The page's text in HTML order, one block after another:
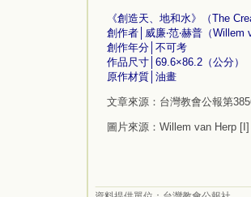
《創造天、地和水》（The
創作者│威廉‧范‧赫普（
創作年分│不可考
作品尺寸│69.6×86.2（公分）
原作材質│油畫
文章來源：台灣教會公報第
圖片來源： Willem van Herp